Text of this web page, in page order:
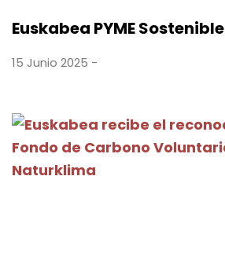
Euskabea PYME Sostenible
15 Junio 2025 -